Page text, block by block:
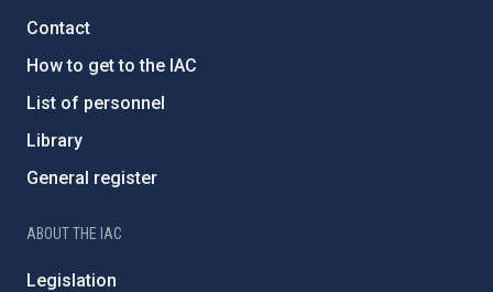
Contact
How to get to the IAC
List of personnel
Library
General register
ABOUT THE IAC
Legislation